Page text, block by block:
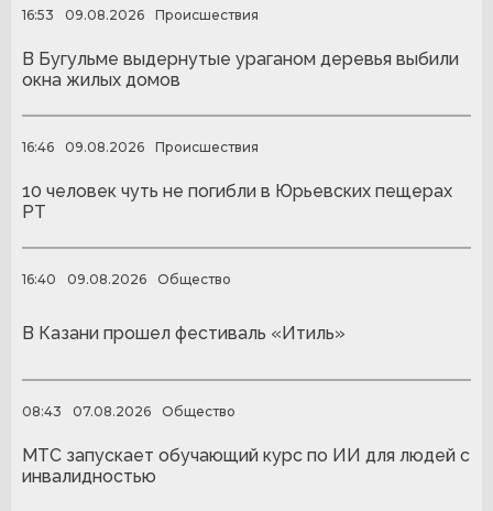
16:53 09.08.2026 Происшествия
В Бугульме выдернутые ураганом деревья выбили
окна жилых домов
16:46 09.08.2026 Происшествия
10 человек чуть не погибли в Юрьевских пещерах
РТ
16:40 09.08.2026 Общество
В Казани прошел фестиваль «Итиль»
08:43 07.08.2026 Общество
МТС запускает обучающий курс по ИИ для людей с
инвалидностью